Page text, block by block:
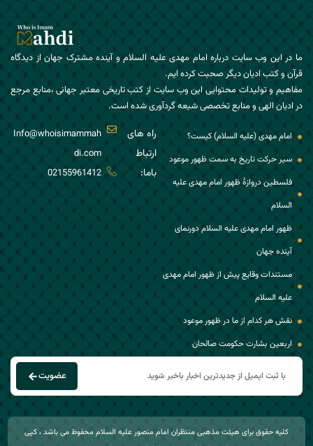
ما در این وب سایت درباره امام مهدی علیه السلام و آینده مشترک جهان از دیدگاه
قرآن و کتب ادیان دیگر صحبت کرده ایم.
مفاهیم و تولیدات محتوایی این وب سایت از کتب تاریخی معتبر جهانی ،منابع مرجع
در ادیان الهی و منابع تخصصی شیعه گردآوری شده است.
امام مهدی (علیه السلام) کیست؟
سیر حرکت تاریخ به سمت ظهور موعود
فلسطین دروازۀ ظهور امام مهدی علیه
السلام
ظهور امام مهدی علیه السلام دورنمای
آینده جهان
مستندات وقایع پیش از ظهور امام مهدی
علیه السلام
نقش هر کدام از ما در ظهور موعود
اربعین بشارت حکومت صالحان
راه های
ارتباط
باما:
Info@whoisimammah
di.com
02155961412
عضویت
کلیه حقوق برای هیئت مذهبی منتظران امام منصور علیه السلام محفوظ می باشد ، کپی